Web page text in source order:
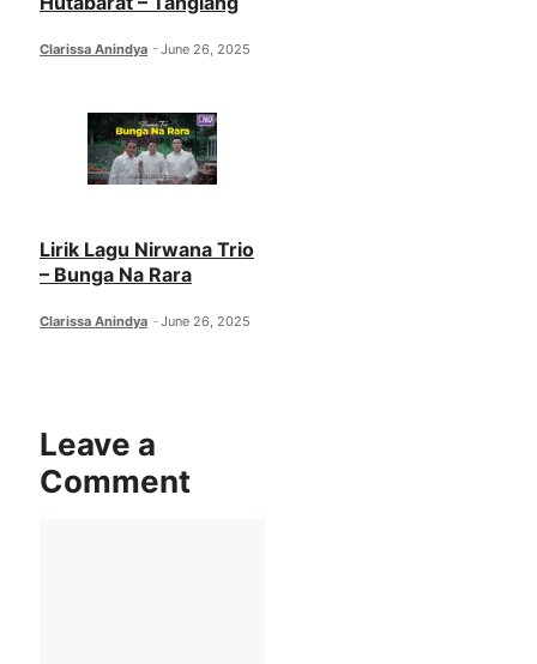
Clarissa Anindya June 26, 2025
Lirik Lagu Nirwana Trio
– Bunga Na Rara
Clarissa Anindya June 26, 2025
Leave a
Comment